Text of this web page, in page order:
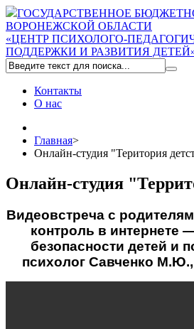
ГОСУДАРСТВЕННОЕ
ВОРОНЕЖСКОЙ ОБЛАСТИ
«ЦЕНТР ПСИХОЛОГО-
ПОДДЕРЖКИ И РАЗВИТИЯ
Контакты
О нас
Главная>
Онлайн-студия "Територия
Онлайн-студия
Видеовстреча с
контроль в интернете
безопасности детей и
психолог Савченко М.Ю.,